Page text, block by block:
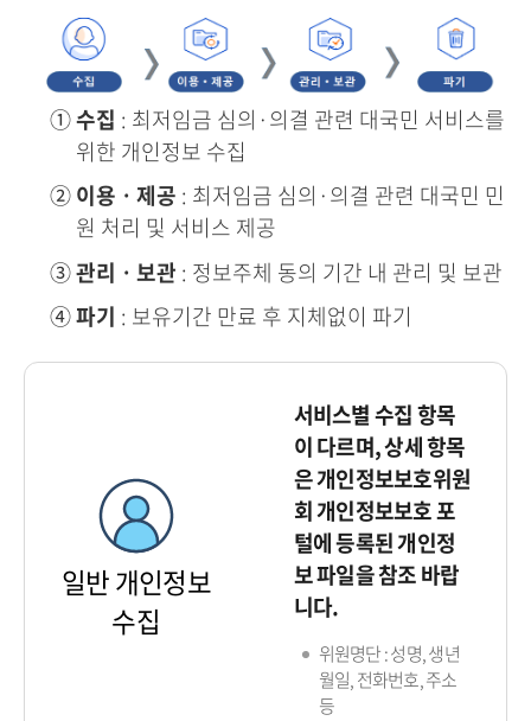
①수집 : 최저임금 심의·의결 관련 대국민 서비스를
위한 개인정보 수집
② 이용ㆍ제공 : 최저임금 심의·의결 관련 대국민 민
원 처리 및 서비스 제공
③관리ㆍ보관 : 정보주체 동의 기간 내 관리 및 보관
④파기 : 보유기간 만료 후 지체없이 파기
일반 개인정보
수집
서비스별 수집 항목
이 다르며, 상세 항목
은 개인정보보호위원
회 개인정보보호 포
털에 등록된 개인정
보 파일을 참조 바랍
니다.
위원명단 : 성명, 생년
월일, 전화번호, 주소
등